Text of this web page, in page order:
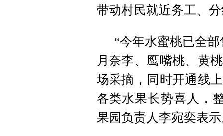
带动村民就近务工、
“今年水蜜桃已全
月奈李、鹰嘴桃、黄
场采摘，同时开通线
各类水果长势喜人，
果园负责人李宛奕表